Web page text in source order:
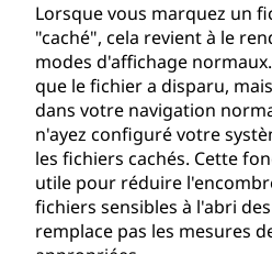
Lorsque vous marquez un
"caché", cela revient à le
modes d'affichage
que le fichier a disparu,
dans votre navigation
n'ayez configuré votre
les fichiers cachés. Cette
utile pour réduire
fichiers sensibles à l'abri
remplace pas les mesures